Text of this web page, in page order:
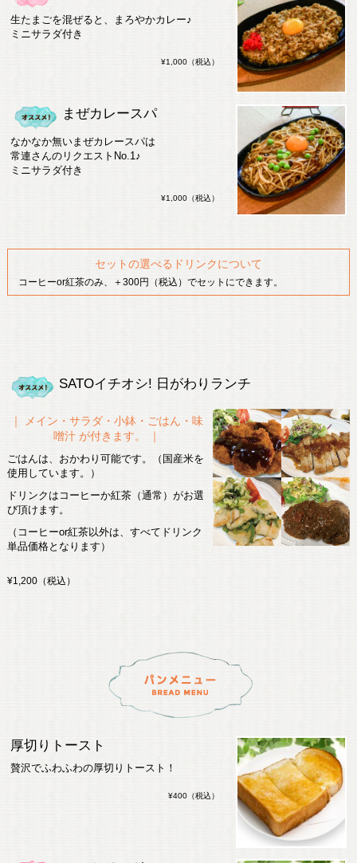
生たまごを混ぜると、まろやかカレー♪
ミニサラダ付き
¥1,000（税込）
まぜカレースパ
なかなか無いまぜカレースパは
常連さんのリクエストNo.1♪
ミニサラダ付き
¥1,000（税込）
セットの選べるドリンクについて
コーヒーor紅茶のみ、＋300円（税込）でセットにできます。
SATOイチオシ! 日がわりランチ
｜ メイン・サラダ・小鉢・ごはん・味
噌汁 が付きます。 ｜
ごはんは、おかわり可能です。（国産米を
使用しています。）
ドリンクは コーヒーか紅茶（通常） がお選
び頂けます。
（コーヒーor紅茶以外は、すべてドリンク
単品価格となります）
¥1,200（税込）
厚切りトースト
贅沢でふわふわの厚切りトースト！
¥400（税込）